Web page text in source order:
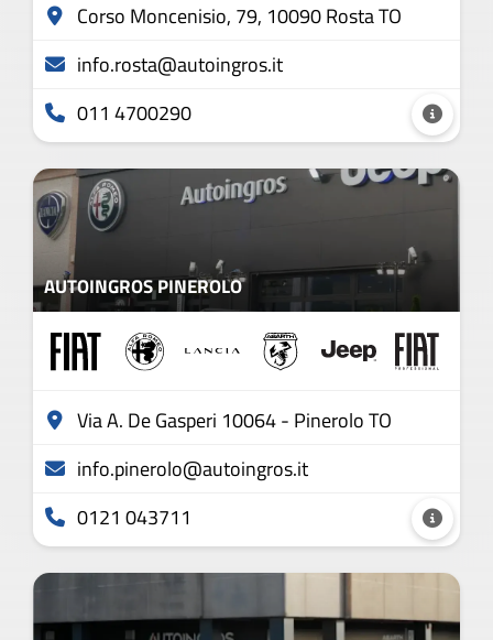
Corso Moncenisio, 79, 10090 Rosta TO
info.rosta@autoingros.it
011 4700290
AUTOINGROS PINEROLO
Via A. De Gasperi 10064 - Pinerolo TO
info.pinerolo@autoingros.it
0121 043711